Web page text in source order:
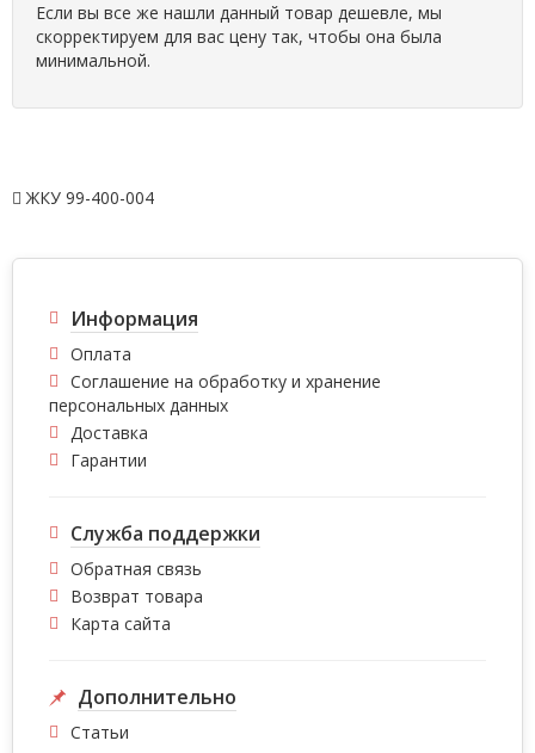
Если вы все же нашли данный товар дешевле, мы
скорректируем для вас цену так, чтобы она была
минимальной.
ЖКУ 99-400-004
Информация
Оплата
Соглашение на обработку и хранение
персональных данных
Доставка
Гарантии
Служба поддержки
Обратная связь
Возврат товара
Карта сайта
Дополнительно
Статьи